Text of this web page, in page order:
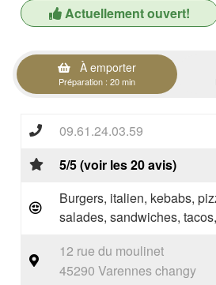
Actuellement ouvert!
À emporter
Préparation : 20 min
09.61.24.03.59
5/5 (voir les 20 avis)
Burgers, italien, kebabs,
salades, sandwiches,
12 rue du moulinet
45290 Varennes changy